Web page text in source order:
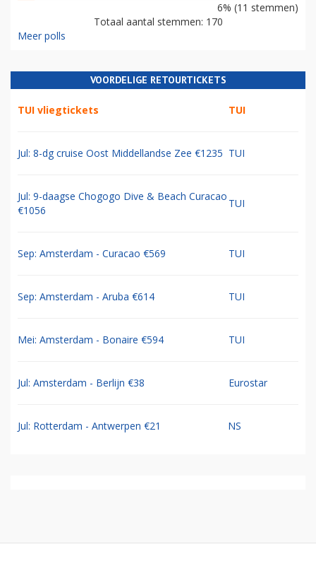
6% (11 stemmen)
Totaal aantal stemmen: 170
Meer polls
VOORDELIGE RETOURTICKETS
TUI vliegtickets TUI
Jul: 8-dg cruise Oost Middellandse Zee €1235 TUI
Jul: 9-daagse Chogogo Dive & Beach Curacao
€1056
TUI
Sep: Amsterdam - Curacao €569 TUI
Sep: Amsterdam - Aruba €614 TUI
Mei: Amsterdam - Bonaire €594 TUI
Jul: Amsterdam - Berlijn €38 Eurostar
Jul: Rotterdam - Antwerpen €21 NS